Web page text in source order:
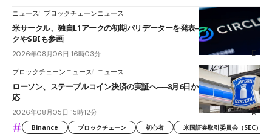
ニュース ブロックチェーンニュース
米サークル、独自L1アークの初期バリデーターを発表――ブラックロッ
クやSBIも参画
2026年08月06日 16時03分
ブロックチェーンニュース ニュース
ローソン、ステーブルコイン決済の実証へ──8月6日からJPYCやUSDC対
応
2026年08月05日 15時12分
# Binance ブロックチェーン 初心者 米国証券取引委員会（SEC）